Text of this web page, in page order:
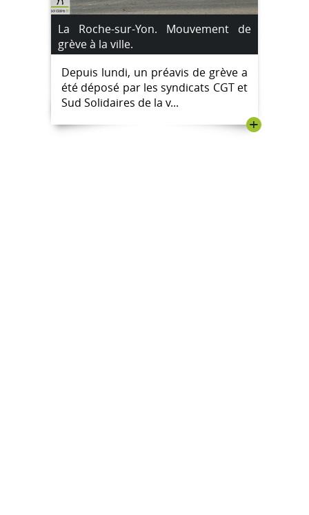
La Roche-sur-Yon. Mouvement de
grève à la ville.
Depuis lundi, un préavis de grève a
été déposé par les syndicats CGT et
Sud Solidaires de la v...
+